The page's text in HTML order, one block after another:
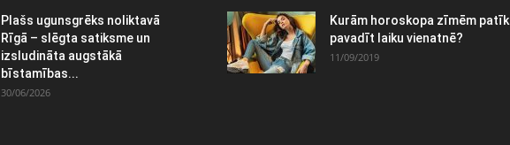
Plašs ugunsgrēks noliktavā
Rīgā – slēgta satiksme un
izsludināta augstākā
bīstamības...
30/06/2026
Kurām horoskopa zīmēm patīk
pavadīt laiku vienatnē?
11/09/2019